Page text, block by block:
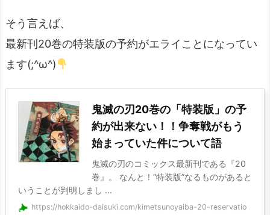
そう言えば、
最新刊20巻の特装版の予約がエライことになってい
ます(;^ω^)
鬼滅の刃20巻の「特装版」の予
約が出来ない！！争奪戦がもう
始まっていた件について語
鬼滅の刃のコミックス最新刊である『20
巻』。 なんと！“特装版”なるものがあると
いうことが判明しまし ...
https://hokkaido-daisuki.com/kimetsunoyaiba-20-reservatio